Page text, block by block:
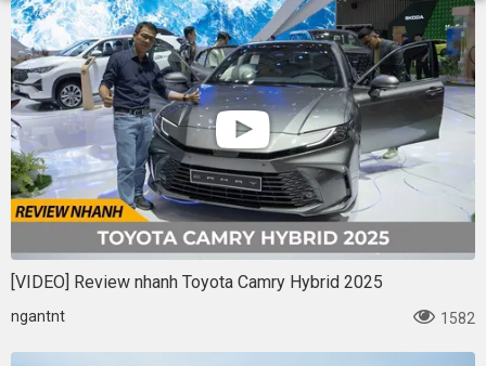
[VIDEO] Review nhanh Toyota Camry Hybrid 2025
ngantnt 1582